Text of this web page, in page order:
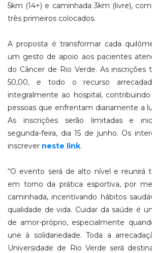
5km (14+) e caminhada 3km (livre),
três primeiros colocados.
A proposta é transformar cada
um gesto de apoio aos pacientes
do Câncer de Rio Verde. As inscrições
50,00, e todo o recurso
integralmente ao hospital,
pessoas que enfrentam diariamente a
As inscrições serão limitadas e
segunda-feira, dia 15 de junho. Os
inscrever neste link.
“O evento será de alto nível e reunirá
em torno da prática esportiva, por
caminhada, incentivando hábitos
qualidade de vida. Cuidar da saúde é
de amor-próprio, especialmente
une à solidariedade. Toda a
Universidade de Rio Verde será